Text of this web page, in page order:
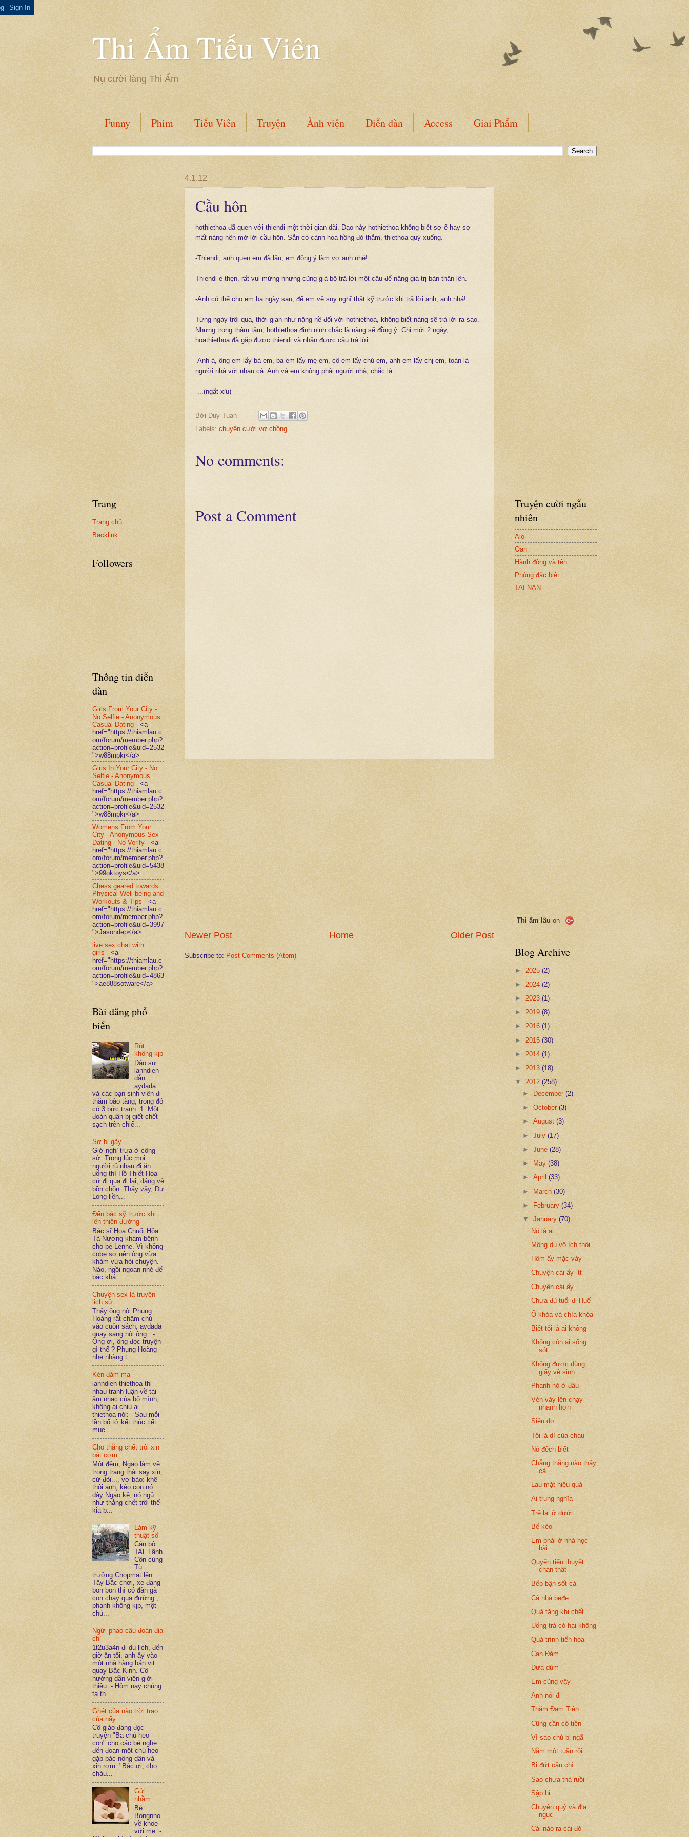
Thi Ẩm Tiếu Viên
Nụ cười làng Thi Ẩm
Funny Phim Tiếu Viên Truyện Ảnh viện Diễn đàn Access Giai Phẩm
4.1.12
Cầu hôn
hothiethoa đã quen với thiendi một thời gian dài. Dạo này hothiethoa không biết sợ ế hay sợ
mất nàng nên mở lời cầu hôn. Sẵn có cành hoa hồng đỏ thẫm, thiethoa quỳ xuống.
-Thiendi, anh quen em đã lâu, em đồng ý làm vợ anh nhé!
Thiendi e thẹn, rất vui mừng nhưng cũng giả bộ trả lời một câu để nâng giá trị bản thân lên.
-Anh có thể cho em ba ngày sau, để em về suy nghĩ thật kỹ trước khi trả lời anh, anh nhá!
Từng ngày trôi qua, thời gian như nặng nề đối với hothiethoa, không biết nàng sẽ trả lời ra sao.
Nhưng trong thâm tâm, hothiethoa đinh ninh chắc là nàng sẽ đồng ý. Chỉ mới 2 ngày,
hoathiethoa đã gặp được thiendi và nhận được câu trả lời.
-Anh à, ông em lấy bà em, ba em lấy mẹ em, cô em lấy chú em, anh em lấy chị em, toàn là
người nhà với nhau cả. Anh và em không phải người nhà, chắc là...
-...(ngất xỉu)
Bởi Duy Tuan
Labels: chuyện cười vợ chồng
No comments:
Post a Comment
Newer Post Older Post
Home
Subscribe to: Post Comments (Atom)
Trang
Trang chủ
Backlink
Followers
Thông tin diễn
đàn
Girls From Your City -
No Selfie - Anonymous
Casual Dating - <a
href="https://thiamlau.c
om/forum/member.php?
action=profile&uid=2532
">w88mpkr</a>
Girls In Your City - No
Selfie - Anonymous
Casual Dating - <a
href="https://thiamlau.c
om/forum/member.php?
action=profile&uid=2532
">w88mpkr</a>
Womens From Your
City - Anonymous Sex
Dating - No Verify - <a
href="https://thiamlau.c
om/forum/member.php?
action=profile&uid=5438
">99oktoys</a>
Chess geared towards
Physical Well-being and
Workouts & Tips - <a
href="https://thiamlau.c
om/forum/member.php?
action=profile&uid=3997
">Jasondep</a>
live sex chat with
girls - <a
href="https://thiamlau.c
om/forum/member.php?
action=profile&uid=4863
">ae888sotware</a>
Bài đăng phổ
biến
Rút
không kịp
Dáo sư
lanhdien
dẫn
aydada
và các bạn sinh viên đi
thăm bảo tàng, trong đó
có 3 bức tranh: 1. Một
đoàn quân bị giết chết
sạch trên chiế...
Sợ bị gãy
Giờ nghỉ trưa ở công
sở. Trong lúc mọi
người rủ nhau đi ăn
uống thì Hồ Thiết Hoa
cứ đi qua đi lại, dáng vẻ
bồn chồn. Thấy vậy, Dự
Long liền...
Đến bác sỹ trước khi
lên thiên đường
Bác sĩ Hoa Chuối Hỏa
Tà Nương khám bệnh
cho bé Lenne. Vì không
cobe sợ nên ông vừa
khám vừa hỏi chuyện. -
Nào, ngồi ngoan nhé để
bác khá...
Chuyện sex là truyện
lịch sử
Thấy ông nội Phụng
Hoàng rất chăm chú
vào cuốn sách, aydada
quay sang hỏi ông : -
Ông ơi, ông đọc truyện
gì thế ? Phụng Hoàng
nhẹ nhàng t...
Kèn đám ma
lanhdien thiethoa thi
nhau tranh luận về tài
âm nhạc của bố mình,
không ai chịu ai.
thiethoa nói: - Sau mỗi
lần bố tớ kết thúc tiết
mục ...
Cho thằng chết trôi xin
bát cơm
Một đêm, Ngạo làm về
trong trạng thái say xỉn,
cứ đòi..., vợ bảo: khẽ
thôi anh, kẻo con nó
dậy Ngạo:kệ, nó ngủ
như thằng chết trôi thế
kia b...
Làm kỹ
thuật số
Cán bộ
TAL Lãnh
Côn cùng
Tù
trưởng Chopmat lên
Tây Bắc chơi, xe đang
bon bon thì có đàn gà
con chạy qua đường ,
phanh không kịp, một
chú...
Ngửi phao câu đoán địa
chỉ
1t2u3a4n đi du lịch, đến
giờ ăn tối, anh ấy vào
một nhà hàng bán vịt
quay Bắc Kinh. Cô
hướng dẫn viên giới
thiệu: - Hôm nay chúng
ta th...
Ghét của nào trời trao
của nấy
Cô giáo đang đọc
truyện "Ba chú heo
con" cho các bé nghe
đến đoạn một chú heo
gặp bác nông dân và
xin rơm: "Bác ơi, cho
cháu...
Gửi
nhầm
Bé
Bongnho
về khoe
với mẹ: -
Truyện cười ngẫu
nhiên
Alo
Oan
Hành động và tên
Phòng đặc biệt
TAI NẠN
Thi ẩm lâu on
Blog Archive
► 2025 (2)
► 2024 (2)
► 2023 (1)
► 2019 (8)
► 2016 (1)
► 2015 (30)
► 2014 (1)
► 2013 (18)
▼ 2012 (258)
►
December(2)
►October(3)
►August(3)
►July(17)
►June(28)
►
May(38)
►April(33)
► March(30)
► February(34)
▼January(70)
Nó là ai
Mộng du vô ích thôi
Hôm ấy mặc váy
Chuyện cái ấy -tt
Chuyện cái ấy
Chưa đủ tuổi đi Huế
Ổ khóa và chìa khóa
Biết tôi là ai không
Không còn ai sống
sót
Không được dùng
giấy vệ sinh
Phanh nó ở đâu
Vén váy lên chạy
nhanh hơn
Siêu dơ
Tôi là dì của cháu
Nó đếch biết
Chẳng thằng nào thấy
cả
Lau mặt hiệu quả
Ai trung nghĩa
Trẻ lại ở dưới
Bể kèo
Em phải ở nhà học
bài
Quyển tiểu thuyết
chán thật
Bếp bận sốt cà
Cả nhà beđe
Quà tặng khi chết
Uống trà có hại không
Quá trình tiến hóa
Can Đảm
Đưa dùm
Em cũng vậy
Anh nói đi
Thăm Đạm Tiên
Cũng cần có tiền
Vì sao chú bị ngã
Nằm một tuần rồi
Bị đứt cầu chì
Sao chưa thả ruồi
Sập hỉ
Chuyện quỷ và địa
ngục
Cái nào ra cái đó